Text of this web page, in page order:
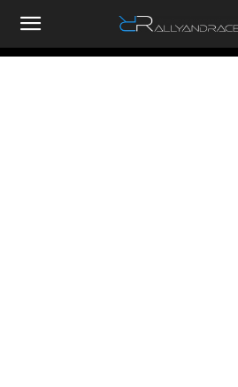
RallyandRaces.com